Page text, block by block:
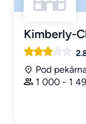
Kimberly-
Pod
1 000 - 1